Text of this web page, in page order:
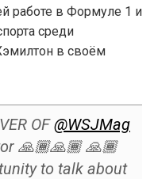
работе в Формуле 1 и
среди
в своём
OF@WSJMag
🙏🏾🙏🏾 🙏🏾
to talk about